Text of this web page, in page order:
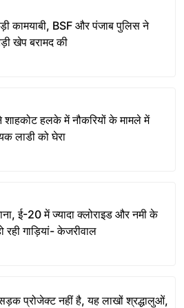
कामयाबी, BSF और पंजाब पुलिस ने
खेप बरामद की
शाहकोट हलके में नौकरियों के मामले में
लाडी को घेरा
ई-20 में ज्यादा क्लोराइड और नमी के
रही गाड़ियां- केजरीवाल
प्रोजेक्ट नहीं है, यह लाखों श्रद्धालुओं,